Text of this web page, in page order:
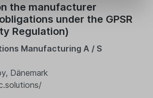
the manufacturer
under the GPSR
Regulation)
Manufacturing A / S
Dänemark